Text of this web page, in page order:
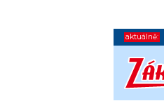
aktuálně: